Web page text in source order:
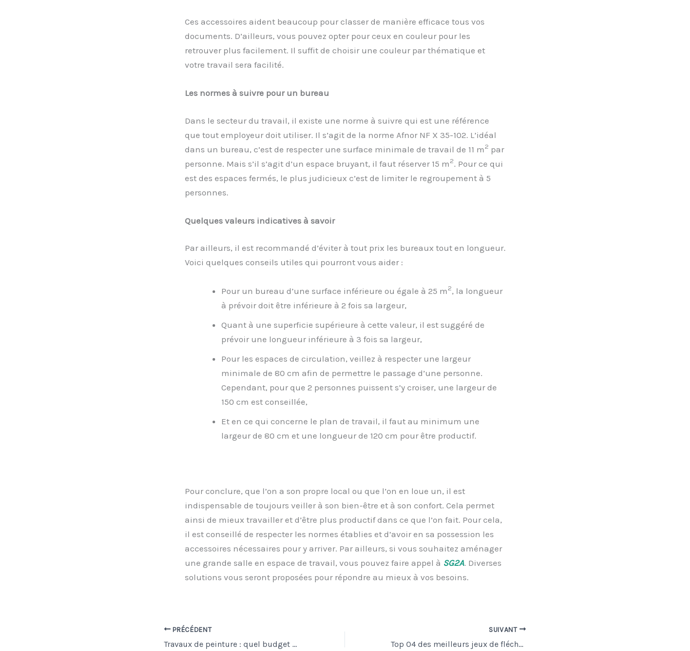
Ces accessoires aident beaucoup pour classer de manière efficace tous vos
documents. D’ailleurs, vous pouvez opter pour ceux en couleur pour les
retrouver plus facilement. Il suffit de choisir une couleur par thématique et
votre travail sera facilité.
Les normes à suivre pour un bureau
Dans le secteur du travail, il existe une norme à suivre qui est une référence
que tout employeur doit utiliser. Il s’agit de la norme Afnor NF X 35-102. L’idéal
dans un bureau, c’est de respecter une surface minimale de travail de 11 m 2 par
personne. Mais s’il s’agit d’un espace bruyant, il faut réserver 15 m 2. Pour ce qui
est des espaces fermés, le plus judicieux c’est de limiter le regroupement à 5
personnes.
Quelques valeurs indicatives à savoir
Par ailleurs, il est recommandé d’éviter à tout prix les bureaux tout en longueur.
Voici quelques conseils utiles qui pourront vous aider :
Pour un bureau d’une surface inférieure ou égale à 25 m 2, la longueur
à prévoir doit être inférieure à 2 fois sa largeur,
Quant à une superficie supérieure à cette valeur, il est suggéré de
prévoir une longueur inférieure à 3 fois sa largeur,
Pour les espaces de circulation, veillez à respecter une largeur
minimale de 80 cm afin de permettre le passage d’une personne.
Cependant, pour que 2 personnes puissent s’y croiser, une largeur de
150 cm est conseillée,
Et en ce qui concerne le plan de travail, il faut au minimum une
largeur de 80 cm et une longueur de 120 cm pour être productif.
Pour conclure, que l’on a son propre local ou que l’on en loue un, il est
indispensable de toujours veiller à son bien-être et à son confort. Cela permet
ainsi de mieux travailler et d’être plus productif dans ce que l’on fait. Pour cela,
il est conseillé de respecter les normes établies et d’avoir en sa possession les
accessoires nécessaires pour y arriver. Par ailleurs, si vous souhaitez aménager
une grande salle en espace de travail, vous pouvez faire appel à SG2A. Diverses
solutions vous seront proposées pour répondre au mieux à vos besoins.
PRÉCÉDENT
Travaux de peinture : quel budget prévoir ?
SUIVANT
Top 04 des meilleurs jeux de fléchettes électroniques en 2022